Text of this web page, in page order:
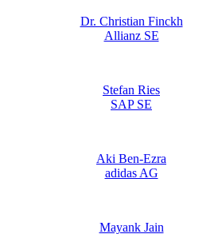
Dr. Christian Finckh
Allianz SE
Stefan Ries
SAP SE
Aki Ben-Ezra
adidas AG
Mayank Jain